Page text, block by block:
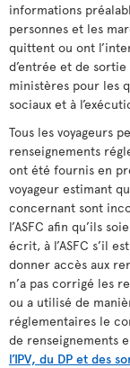
informations
personnes et les
quittent ou ont
d’entrée et de sortie
ministères pour les
sociaux et à
Tous les voyageurs
renseignements
ont été fournis en
voyageur estimant
concernant sont
l’ASFC afin qu’ils
écrit, à l’ASFC s’il
donner accès aux
n’a pas corrigé les
ou a utilisé de
réglementaires le
de renseignements
l’IPV, du DP et des